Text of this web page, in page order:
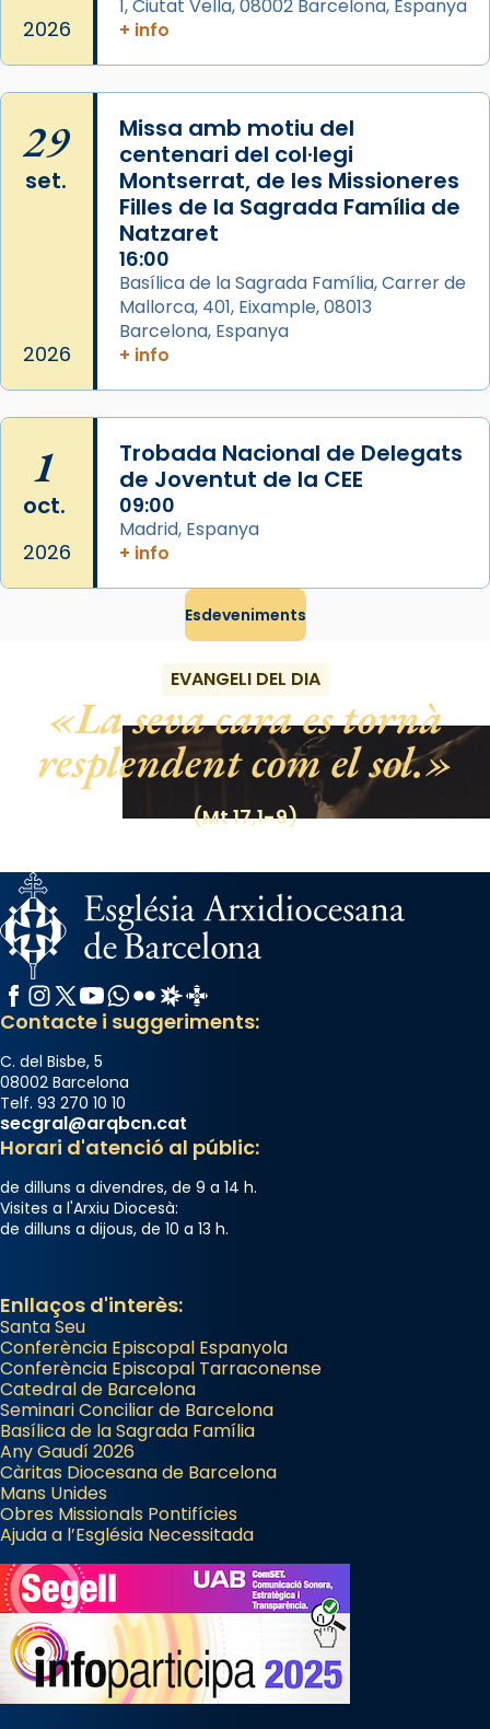
Herodes Agripa (vers l'any 44).
musulmanes fou venerat com a patró dels
Regnes castellans i més tard de tota
Espanya.
El seu sepulcre a Compostela fou un gran
centre de peregrinacions medievals de tot
el món cristià, després de Roma i terra
«A Raïms de Sant Jaume, raïms aigualits;
raïms de setembre te'n llepes els dits»,
segons una dita popular.
2026
1, Ciutat Vella, 08002 Barcelona, Espanya
+ info
29
set.
2026
Missa amb motiu del
centenari del col·legi
Montserrat, de les Missioneres
Filles de la Sagrada Família de
Natzaret
16:00
Basílica de la Sagrada Família, Carrer de
Mallorca, 401, Eixample, 08013
Barcelona, Espanya
+ info
1
oct.
2026
Trobada Nacional de Delegats
de Joventut de la CEE
09:00
Madrid, Espanya
+ info
Esdeveniments
EVANGELI DEL DIA
La seva cara es tornà
resplendent com el sol.
(Mt 17,1-9)
Facebook
Instagram
X / Twitter
YouTube
WhatsApp
FlickrRadio Estel
Catalunya Cristiana
Contacte i suggeriments:
C. del Bisbe, 5
08002 Barcelona
Telf. 93 270 10 10
secgral@arqbcn.cat
Horari d'atenció al públic:
de dilluns a divendres, de 9 a 14 h.
Visites a l'Arxiu Diocesà:
de dilluns a dijous, de 10 a 13 h.
Enllaços d'interès:
Santa Seu
Conferència Episcopal Espanyola
Conferència Episcopal Tarraconense
Catedral de Barcelona
Seminari Conciliar de Barcelona
Basílica de la Sagrada Família
Any Gaudí 2026
Càritas Diocesana de Barcelona
Mans Unides
Obres Missionals Pontifícies
Ajuda a l’Església Necessitada